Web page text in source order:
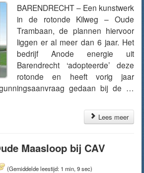
BARENDRECHT – Een kunstwerk
in de rotonde Kilweg – Oude
Trambaan, de plannen hiervoor
liggen er al meer dan 6 jaar. Het
bedrijf Anode energie uit
Barendrecht ‘adopteerde’ deze
rotonde en heeft vorig jaar
gedaan bij de …
Lees meer
Maasloop bij CAV
(Gemiddelde leestijd: 1 min, 9 sec)